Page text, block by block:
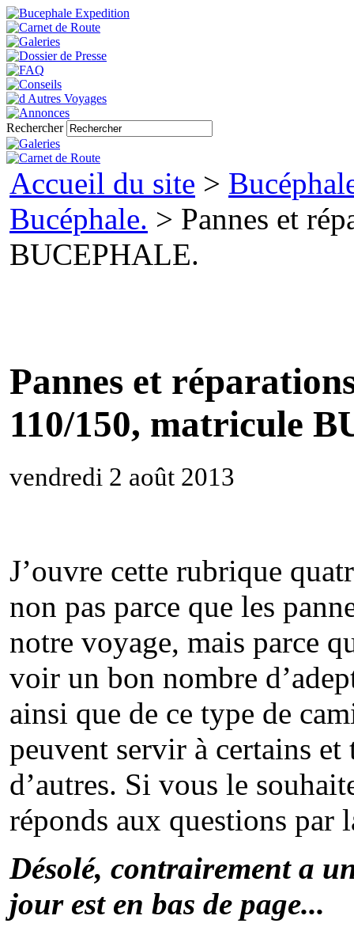
Rechercher
Accueil du site >
Bucéphale. > Pannes et
BUCEPHALE.
Pannes et
110/150, matricule
vendredi 2 août 2013
J’ouvre cette rubrique
non pas parce que les
notre voyage, mais parce
voir un bon nombre
ainsi que de ce type de
peuvent servir à certains
d’autres. Si vous le
réponds aux questions par
Désolé, contrairement a
jour est en bas de page...